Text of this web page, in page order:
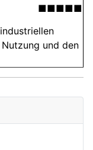
■■■■■
und den